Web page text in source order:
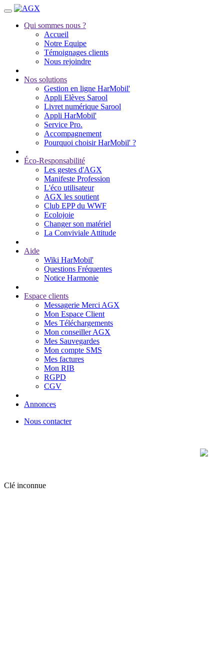
Qui sommes nous ?
Accueil
Notre Equipe
Témoignages clients
Nous rejoindre
Nos solutions
Gestion en ligne HarMobil'
Appli Elèves Sarool
Livret numérique Sarool
Appli HarMobil'
Service Pro.
Accompagnement
Pourquoi choisir HarMobil' ?
Éco-Responsabilité
Les gestes d'AGX
Manifeste Profession
L'éco utilisateur
AGX les soutient
Club EPP du WWF
Ecolojoie
Changer son matériel
La Conviviale Attitude
Aide
Wiki HarMobil'
Questions Fréquentes
Notice Harmonie
Espace clients
Messagerie Merci AGX
Mon Espace Client
Mes Téléchargements
Mon conseiller AGX
Mes Sauvegardes
Mon compte SMS
Mes factures
Mon RIB
RGPD
CGV
Annonces
Nous contacter
Clé inconnue